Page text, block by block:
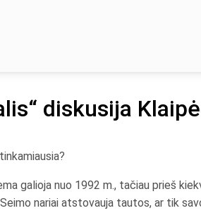
diskusija
galioja nuo 1992 m., tačiau prieš
nariai atstovauja tautos, ar tik